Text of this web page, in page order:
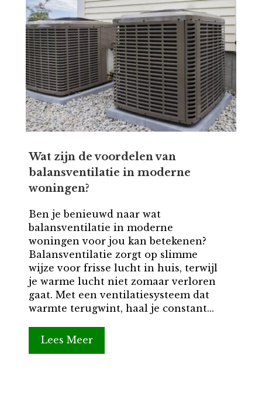
Wat zijn de voordelen van
balansventilatie in moderne
woningen?
Ben je benieuwd naar wat
balansventilatie in moderne
woningen voor jou kan betekenen?
Balansventilatie zorgt op slimme
wijze voor frisse lucht in huis, terwijl
je warme lucht niet zomaar verloren
gaat. Met een ventilatiesysteem dat
warmte terugwint, haal je constant...
Lees Meer